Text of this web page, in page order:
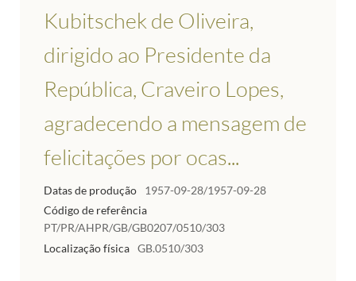
Kubitschek de Oliveira,
dirigido ao Presidente da
República, Craveiro Lopes,
agradecendo a mensagem de
felicitações por ocas...
Datas de produção
1957-09-28/1957-09-28
Código de referência
PT/PR/AHPR/GB/GB0207/0510/303
Localização física GB.0510/303